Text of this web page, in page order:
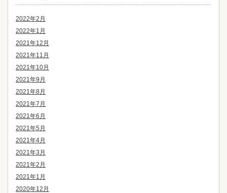
2022年2月
2022年1月
2021年12月
2021年11月
2021年10月
2021年9月
2021年8月
2021年7月
2021年6月
2021年5月
2021年4月
2021年3月
2021年2月
2021年1月
2020年12月